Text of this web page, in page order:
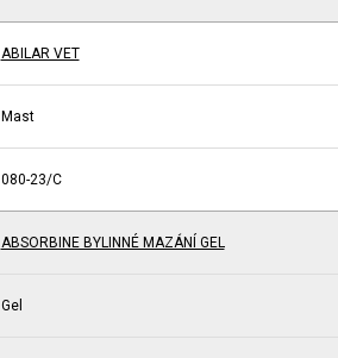
ABILAR VET
Mast
080-23/C
ABSORBINE BYLINNÉ MAZÁNÍ GEL
Gel